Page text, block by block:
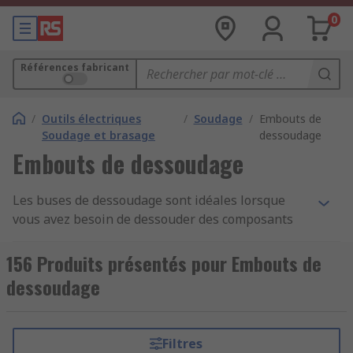
0
Références fabricant
/ Outils électriques
Soudage et brasage
/ Soudage / Embouts de
dessoudage
Embouts de dessoudage
Les buses de dessoudage sont idéales lorsque
vous avez besoin de dessouder des composants
soudure. Ces buses sont parfaites lorsque vous
avez besoin de composants de soudure et qu'ils
s'adaptent dans de nombreux outils de
dessoudage permettent de nombreux travaux,
156 Produits présentés pour Embouts de
dessoudage
Filtres